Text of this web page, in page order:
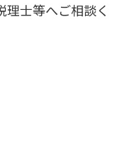
士等へご相談く